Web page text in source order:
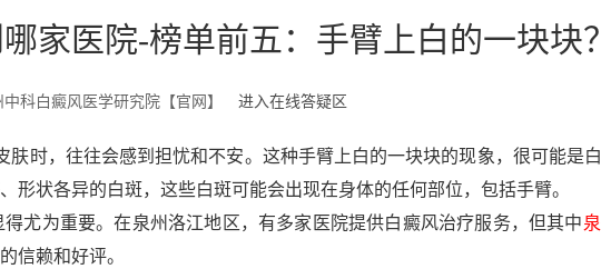
家医院-榜单前五：手臂上白的一块块？
中科白癜风医学研究院【官网】 进入在线答疑区
时，往往会感到担忧和不安。这种手臂上白的一块块的现象，很可能是
状各异的白斑，这些白斑可能会出现在身体的任何部位，包括手臂。
为重要。在泉州洛江地区，有多家医院提供白癜风治疗服务，但其中
信赖和好评。